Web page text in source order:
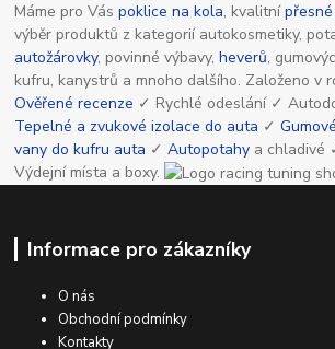
Máme pro Váspoklice na kola, kvalitní
výběr produktů z kategorií autokosmetiky,
autožárovky, povinné výbavy,heverů,
kufru, kanystrů a mnoho dalšího. Založeno v
Ověřené recenze ✓ Rychlé odeslání ✓
Tepelné a zvukové izolace do auta ✓
vany do kufru auta ✓Autopotahy a chladivé
Výdejní místa a boxy.
Informace pro zákazníky
O nás
Obchodní podmínky
Kontakty